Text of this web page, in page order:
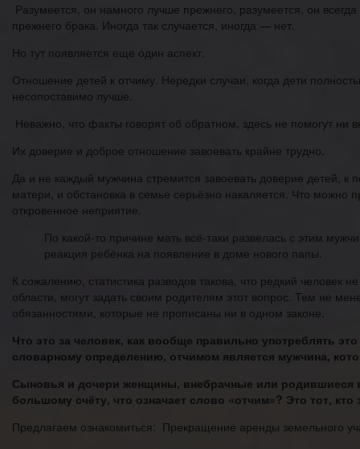
Разумеется, он намного лучше прежнего, разумеется, он
прежнего брака. Иногда так случается, иногда — нет.
Но тут появляется еще один аспект.
Отношение детей к отчиму. Нередки случаи, когда дети
несопоставимо лучше.
Неважно, что факты говорят об обратном, здесь не помогут
Их доверие и доброе отношение завоевать крайне трудно.
Да и не каждый мужчина стремится завоевать доверие детей, к
матери, и обстановка в семье серьёзно накаляется. Что можно
откровенное неприятие.
По какой-то причине мать всё-таки развелась с этим
реакция ребёнка на появление в доме нового папы.
К сожалению, статистика разводов такова, что редкий
области, могут задать своим родителям этот вопрос. Тем не
обязанностями, которые не прописаны ни в одном законе.
Что это за человек, как вообще правильно употреблять
словарному определению, отчимом является мужчина,
Сыновья и дочери женщины, внебрачные или родившиеся
большому счёту, что означает слово «отчим»? Это тот,
Предлагаем ознакомиться: Прекращение аренды земельного